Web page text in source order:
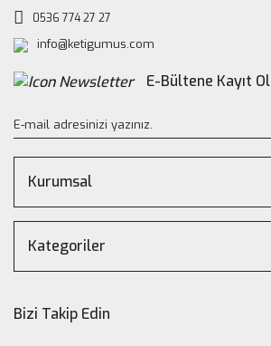
0536 774 27 27
info@ketigumus.com
E-Bültene Kayıt Ol
Kurumsal
Kategoriler
Bizi Takip Edin